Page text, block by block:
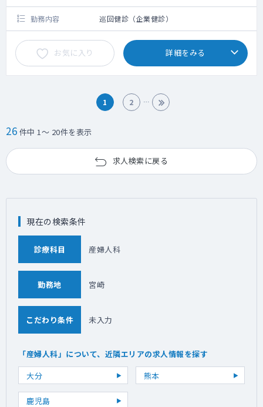
勤務内容 巡回健診（企業健診）
お気に入り 詳細をみる
1 2
26 件中 1～ 20件を表示
求人検索に戻る
現在の検索条件
診療科目 産婦人科
勤務地 宮崎
こだわり条件 未入力
「産婦人科」について、近隣エリアの求人情報を探す
大分
熊本
鹿児島